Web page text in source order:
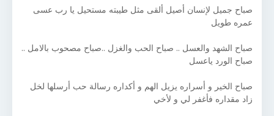
صباح جميل لإنسان أصيل ألقى مثل طيبته مستحيل يا رب عسى
عمره طويل
صباح الشهد والعسل .. صباح الحب والغزل ..صباح مصحوب بالامل ..
صباح الورد ياعسل
صباح الخير و أسراره يزيل الهم و أكداره رسالة حب أرسلها لخل
زاد مقداره فأغفر لي و لأخي